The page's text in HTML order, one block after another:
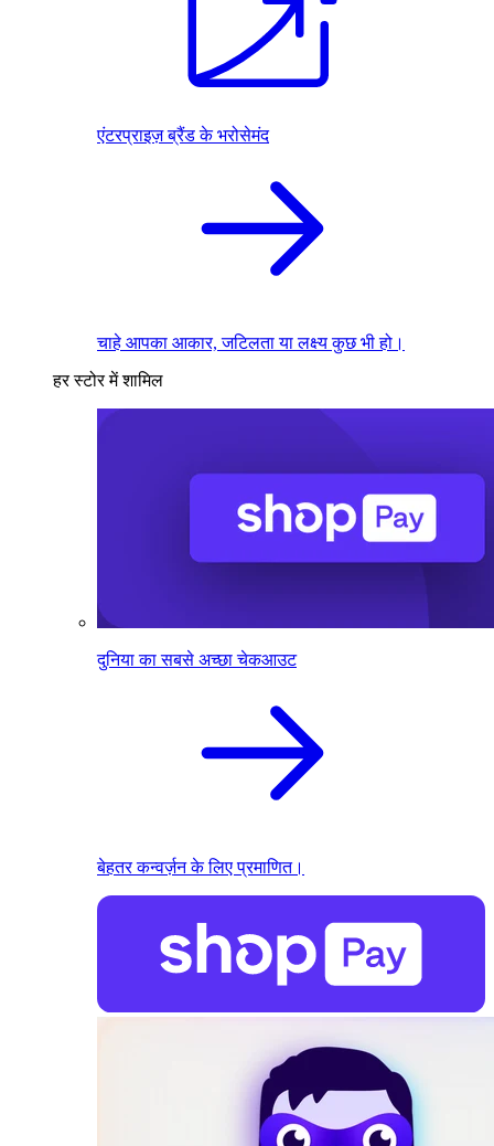
एंटरप्राइज़ ब्रैंड के भरोसेमंद
चाहे आपका आकार, जटिलता या लक्ष्य कुछ भी हो।
हर स्टोर में शामिल
दुनिया का सबसे अच्छा चेकआउट
बेहतर कन्वर्ज़न के लिए प्रमाणित।